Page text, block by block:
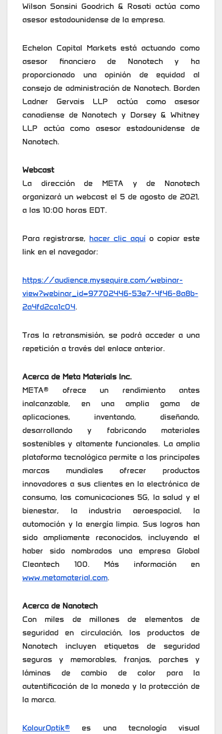
Wilson Sonsini Goodrich & Rosati actúa como
asesor estadounidense de la empresa.
Echelon Capital Markets está actuando como
asesor financiero de Nanotech y ha
proporcionado una opinión de equidad al
consejo de administración de Nanotech. Borden
Ladner Gervais LLP actúa como asesor
canadiense de Nanotech y Dorsey & Whitney
LLP actúa como asesor estadounidense de
Nanotech.
Webcast
La dirección de META y de Nanotech
organizará un webcast el 5 de agosto de 2021,
a las 10:00 horas EDT.
Para registrarse, hacer clic aquío copiar este
link en el navegador:
https://audience.mysequire.com/webinar-
view?webinar_id=97702446-53e7-4f46-8a8b-
2a4fd2ca1c04.
Tras la retransmisión, se podrá acceder a una
repetición a través del enlace anterior.
Acerca de Meta Materials Inc.
META® ofrece un rendimiento antes
inalcanzable, en una amplia gama de
aplicaciones, inventando, diseñando,
desarrollando y fabricando materiales
sostenibles y altamente funcionales. La amplia
plataforma tecnológica permite a las principales
marcas mundiales ofrecer productos
innovadores a sus clientes en la electrónica de
consumo, las comunicaciones 5G, la salud y el
bienestar, la industria aeroespacial, la
automoción y la energía limpia. Sus logros han
sido ampliamente reconocidos, incluyendo el
haber sido nombrados una empresa Global
Cleantech 100. Más información en
www.metamaterial.com.
Acerca de Nanotech
Con miles de millones de elementos de
seguridad en circulación, los productos de
Nanotech incluyen etiquetas de seguridad
seguras y memorables, franjas, parches y
láminas de cambio de color para la
autentificación de la moneda y la protección de
la marca.
KolourOptik® es una tecnología visual